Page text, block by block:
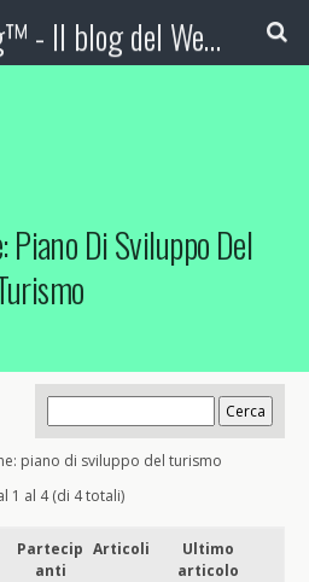
Booking Blog™ - Il blog del Web Marketing Turistico
Piano Di Sviluppo Del
piano di sviluppo del turismo
1 al 4 (di 4 totali)
Partecip
anti
Articoli
Ultimo
articolo